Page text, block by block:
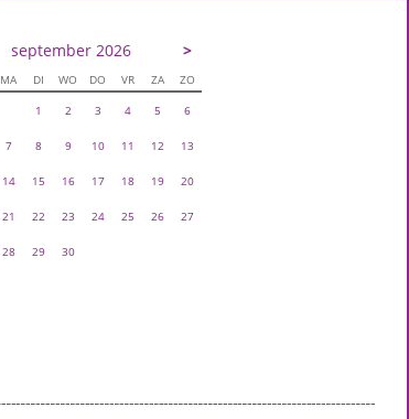
september 2026 >
MA DI WO DO VR ZA
ZO
1 2 3 4 5 6
7 8 9 10 11 12 13
14 15 16 17 18 19 20
21 22 23 24 25 26 27
28 29 30